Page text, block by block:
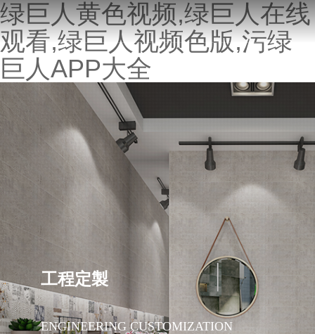
绿巨人黄色视频,绿巨人在线
观看,绿巨人视频色版,污绿
巨人APP大全
工程定製
ENGINEERING CUSTOMIZATION